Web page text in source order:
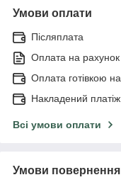
Умови оплати
Післяплата
Оплата на рахунок
Оплата готівкою
Накладений платіж
Всі умови оплати
Умови повернення